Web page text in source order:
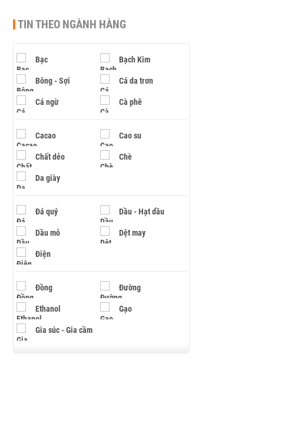
TIN THEO NGÀNH HÀNG
Bạc Bạch Kim
Bông - Sợi Cá da trơn
Cá ngừ Cà phê
Cacao Cao su
Chất dẻo Chè
Da giày
Đá quý Dầu - Hạt dầu
Dầu mỏ Dệt may
Điện
Đồng Đường
Ethanol Gạo
Gia súc - Gia cầm